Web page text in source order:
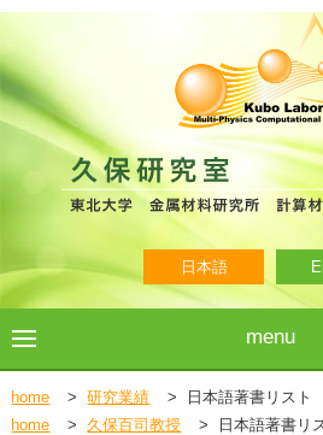
日本語
menu
home > 研究業績 >
日本語著書リスト
home
> 久保百司教授 > 日本語著書リ